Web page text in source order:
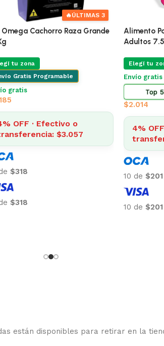
🔥ÚLTIMAS 3
Omega Cachorro Raza Grande
tu zona
Gratis Programable
gratis
OFF · Efectivo o
$3.057
$318
$318
Alimento
Adultos
Elegí tu
Envío
Top
$2.014
4%
10 de $201
10 de $201
están disponibles para retirar en la